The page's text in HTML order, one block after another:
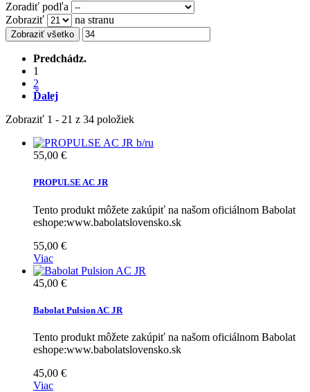
Zoradiť podľa
Zobraziť
na stranu
Zobraziť všetko
Predchádz.
1
2
Ďalej
Zobraziť 1 - 21 z 34 položiek
55,00 €
PROPULSE AC JR
Tento produkt môžete zakúpiť na našom oficiálnom Babolat
eshope:www.babolatslovensko.sk
55,00 €
Viac
45,00 €
Babolat Pulsion AC JR
Tento produkt môžete zakúpiť na našom oficiálnom Babolat
eshope:www.babolatslovensko.sk
45,00 €
Viac